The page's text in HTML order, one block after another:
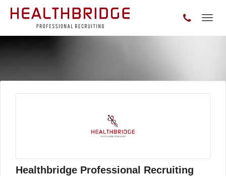
Healthbridge Professional Recruiting